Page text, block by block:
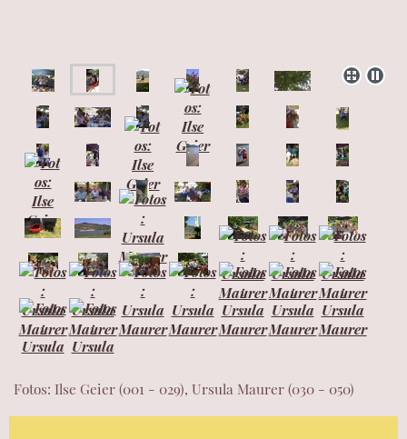
Fotos: Ilse Geier (001 - 029), Ursula Maurer (030 - 050)